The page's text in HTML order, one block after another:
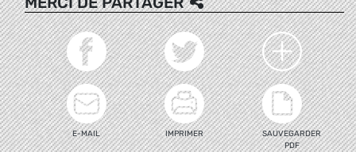
E-MAIL IMPRIMER
SAUVEGARDER
PDF